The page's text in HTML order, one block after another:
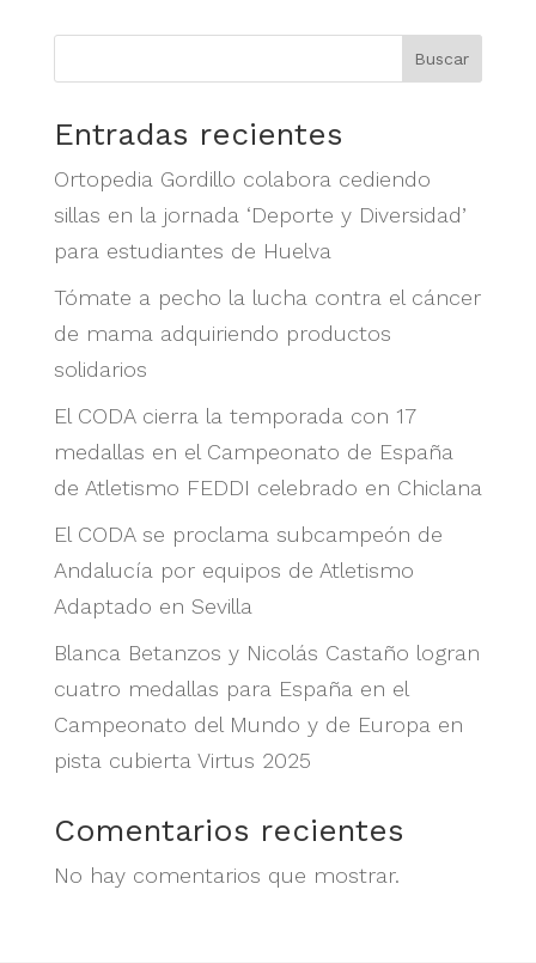
Buscar
Entradas recientes
Ortopedia Gordillo colabora cediendo
sillas en la jornada ‘Deporte y Diversidad’
para estudiantes de Huelva
Tómate a pecho la lucha contra el cáncer
de mama adquiriendo productos
solidarios
El CODA cierra la temporada con 17
medallas en el Campeonato de España
de Atletismo FEDDI celebrado en Chiclana
El CODA se proclama subcampeón de
Andalucía por equipos de Atletismo
Adaptado en Sevilla
Blanca Betanzos y Nicolás Castaño logran
cuatro medallas para España en el
Campeonato del Mundo y de Europa en
pista cubierta Virtus 2025
Comentarios recientes
No hay comentarios que mostrar.